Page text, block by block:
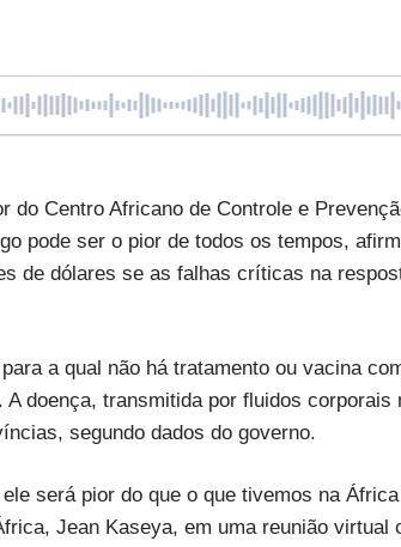
do Centro Africano de Controle e
pode ser o pior de todos os tempos,
de dólares se as falhas críticas na
a qual não há tratamento ou vacina
doença, transmitida por fluidos corporais
segundo dados do governo.
será pior do que o que tivemos na
Jean Kaseya, em uma reunião virtual